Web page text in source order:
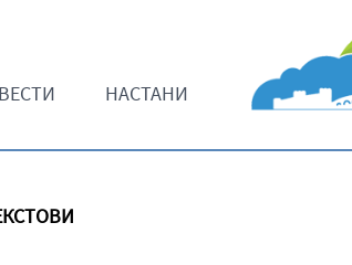
ВЕСТИ НАСТАНИ